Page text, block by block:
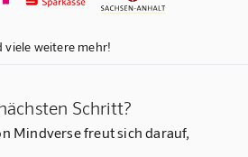
viele weitere mehr!
Schritt?
Mindverse freut sich darauf,